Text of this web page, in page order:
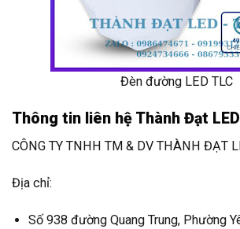
Đèn đường LED TLC
Thông tin liên hệ Thành Đạt LED
CÔNG TY TNHH TM & DV THÀNH ĐẠT
Địa chỉ:
Số 938 đường Quang Trung, Phường